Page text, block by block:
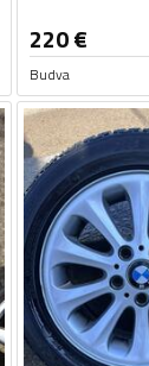
220€
Budva